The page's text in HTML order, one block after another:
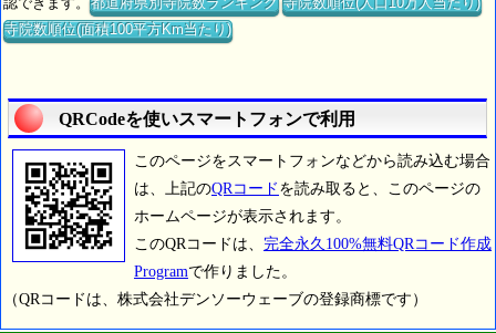
寺院数順位(面積100平方Km当たり)
QRCodeを使いスマートフォンで利用
このページをスマートフォンなどから読み込む場合
は、上記のQRコード を読み取ると、このページの
ホームページが表示されます。
このQRコードは、 完全永久100%無料QRコード作成
Programで作りました。
（QRコードは、株式会社デンソーウェーブの登録商標です）